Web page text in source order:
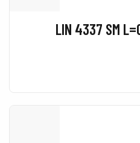
LIN 4337 SM